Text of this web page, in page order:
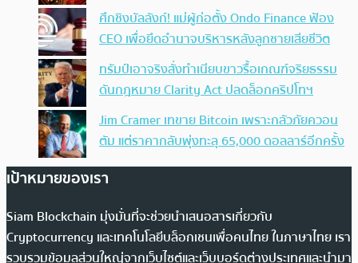
ศึกชิงบัลลังก์! แม่ผู้ก่อตั้ง Ondo Finance ฟ้อง
CEO เพื่อยึดอำนาจบริหารหลังลูกชายเสียชีวิต
ทรัมป์เอาจริง สั่งทำเนียบขาวรื้อเกณฑ์จริยธรรม
ดันกฎหมาย Clarity Act ปลดล็อกคริปโทฯ
Jim Cramer เทขาย Bitcoin เพราะกลัวภัยควอน
ตัม แต่ราคากลับพุ่งทะลุ 65,000 ดอลลาร์อีกครั้ง
เป้าหมายของเรา
Siam Blockchain มุ่งมั่นที่จะช่วยนำเสนอสารเกี่ยวกับ
Cryptocurrency และเทคโนโลยีบล็อกเชนเพื่อคนไทย ในภาษาไทย เรา
รวบรวมข้อมูลส่วนใหญ่จากเว็บไซต์และเว็บบอร์ดต่างประเทศและนำมา